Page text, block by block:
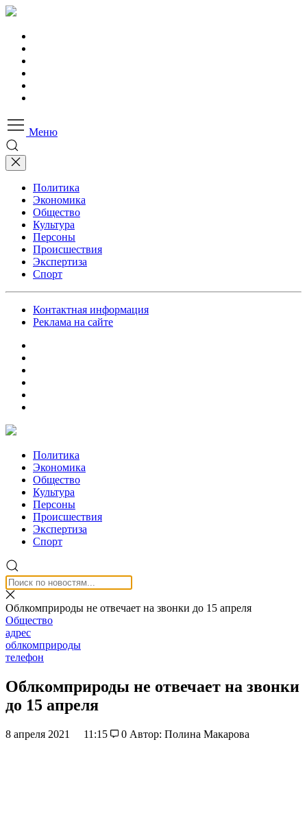
Меню
Политика
Экономика
Общество
Культура
Персоны
Происшествия
Экспертиза
Спорт
Контактная информация
Реклама на сайте
Политика
Экономика
Общество
Культура
Персоны
Происшествия
Экспертиза
Спорт
Облкомприроды не отвечает на звонки до 15 апреля
Общество
адрес
облкомприроды
телефон
Облкомприроды не отвечает на звонки
до 15 апреля
8 апреля 2021 11:15 0 Автор: Полина Макарова